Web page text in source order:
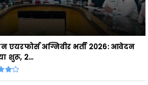
एयरफोर्स अग्निवीर भर्ती 2026: आवेदन
शुरू, 2...